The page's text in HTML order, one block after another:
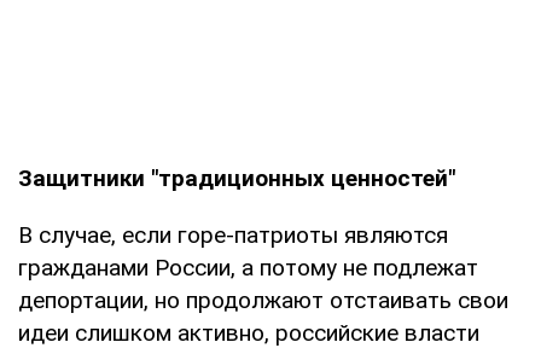
Защитники "традиционных ценностей"
В случае, если горе-патриоты являются
гражданами России, а потому не подлежат
депортации, но продолжают отстаивать свои
идеи слишком активно, российские власти